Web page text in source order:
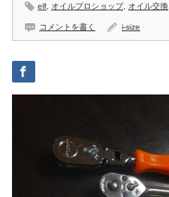
elf オイルプロショップ, オイル交換
コメントを書く i-size